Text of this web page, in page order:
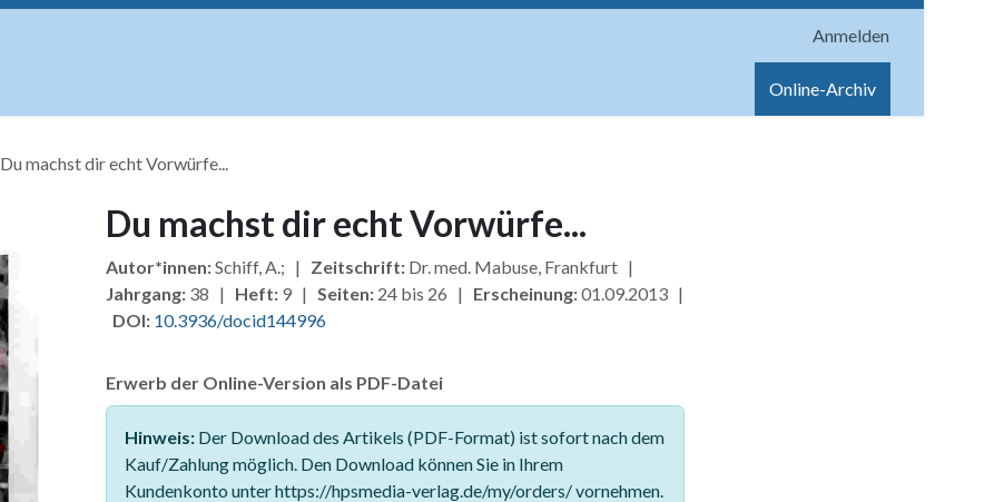
Anmelden
Online-Archiv
Du machst dir echt Vorwürfe...
Du machst dir echt Vorwürfe...
Autor*innen:Schiff, A.; | Zeitschrift:Dr. med. Mabuse, Frankfurt |
Jahrgang:38 | Heft:9 | Seiten:24 bis 26 | Erscheinung:01.09.2013 |
DOI: 10.3936/docid144996
Erwerb der Online-Version als PDF-Datei
Hinweis:Der Download des Artikels (PDF-Format) ist sofort nach dem
Kauf/Zahlung möglich. Den Download können Sie in Ihrem
Kundenkonto unter https://hpsmedia-verlag.de/my/orders/ vornehmen.